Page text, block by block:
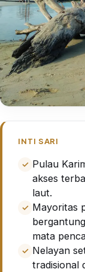
INTI SARI
Pulau
akses
laut.
Mayoritas
mata
Nelayan
tradisional